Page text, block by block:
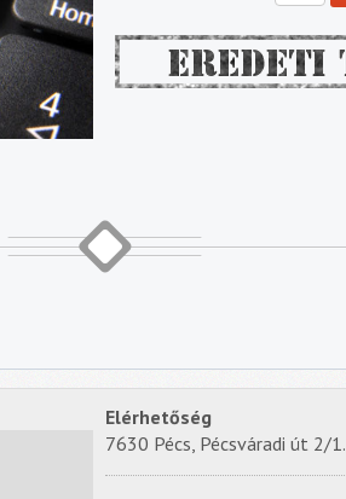
Elérhetőség
7630 Pécs, Pécsváradi út 2/1.